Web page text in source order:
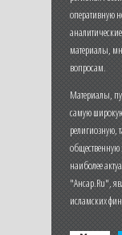
оперативную
материалы,
вопросам.
Материалы,
самую
религиозную,
наиболее
"Ансар.Ru",
исламских